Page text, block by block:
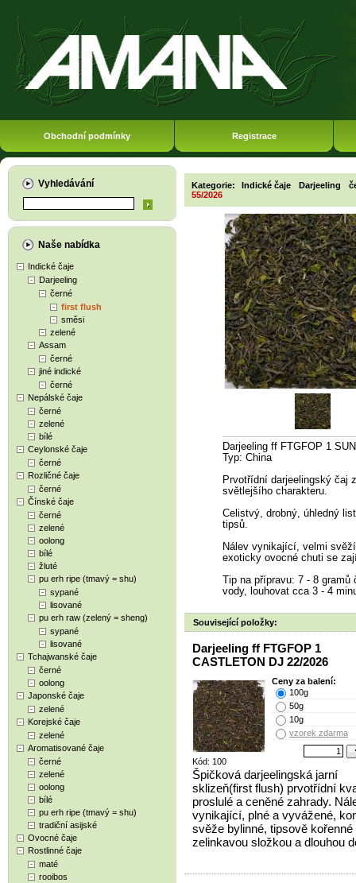
Obchodní podmínky Registrace
Vyhledávání
Naše nabídka
Indické čaje
Darjeeling
černé
first flush
směsi
zelené
Assam
černé
jiné indické
černé
Nepálské čaje
černé
zelené
bílé
Ceylonské čaje
černé
Rozličné čaje
černé
Čínské čaje
černé
zelené
oolong
bílé
žluté
pu erh ripe (tmavý = shu)
sypané
lisované
pu erh raw (zelený = sheng)
sypané
lisované
Tchajwanské čaje
černé
oolong
Japonské čaje
zelené
Korejské čaje
zelené
Aromatisované čaje
černé
zelené
oolong
bílé
pu erh ripe (tmavý = shu)
tradiční asijské
Ovocné čaje
Rostlinné čaje
maté
rooibos
Kategorie: Indické čaje Darjeeling
55/2026
Darjeeling ff FTGFOP 1
Typ: China
Prvotřídní darjeelingský čaj
světlejšího charakteru.
Celistvý, drobný, úhledný
tipsů.
Nálev vynikající, velmi
exoticky ovocné chuti se
Tip na přípravu: 7 - 8
vody, louhovat cca 3 - 4
Související položky:
Darjeeling ff FTGFOP 1
CASTLETON DJ 22/2026
Kód: 100
Ceny za balení:
100g
50g
10g
vzorek zdarma
Špičková darjeelingská jarní
sklizeň(first flush) prvotřídní
proslulé a ceněné zahrady.
vynikající, plné a vyvážené,
svěže bylinné, tipsově kořenné
zelinkavou složkou a dlouhou